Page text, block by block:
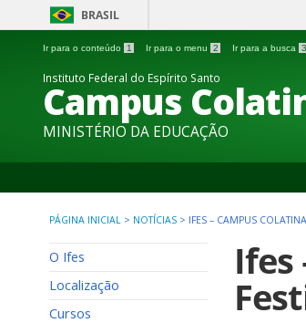
BRASIL
Ir para o conteúdo 1 Ir para o menu 2 Ir para a busca 3
Instituto Federal do Espírito Santo
Campus
MINISTÉRIO DA EDUCAÇÃO
PÁGINA INICIAL > NOTÍCIAS > IFES – CAMPUS
O Ifes
Localização
Cursos
Ifes